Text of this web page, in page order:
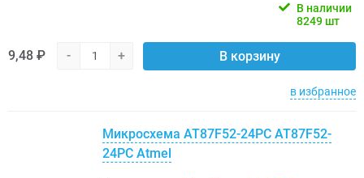
В наличии
8249 шт
9,48 ₽ - + В корзину
в избранное
Микросхема AT87F52-24PC AT87F52-
24PC Atmel